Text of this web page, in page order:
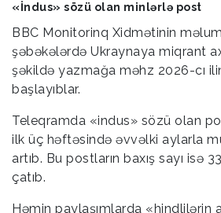
«İndus» sözü olan minlərlə post
BBC Monitorinq Xidmətinin
şəbəkələrdə Ukraynaya miqrant
şəkildə yazmağa məhz 2026-cı
başlayıblar.
Teleqramda «indus» sözü olan
ilk üç həftəsində əvvəlki aylarla
artıb. Bu postların baxış sayı isə
çatıb.
Həmin paylaşımlarda «hindlilərin